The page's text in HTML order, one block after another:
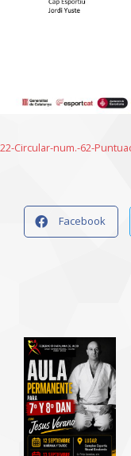
22-Circular-num.-62-
Facebook